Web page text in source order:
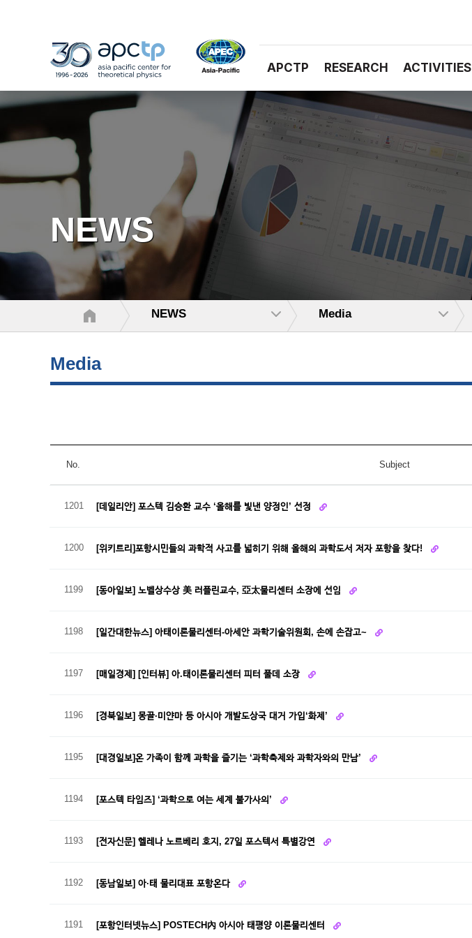
APCTP RESEARCH ACTIVITIES
NEWS
NEWS Media
Media
No. Subject
1201 [데일리안] 포스텍 김승환 교수 ‘올해를 빛낸 양정인’ 선정
1200 [위키트리]포항시민들의 과학적 사고를 넓히기 위해 올해의 과학도서 저자 포항을 찾다!
1199 [동아일보] 노벨상수상 美 러플린교수, 亞太물리센터 소장에 선임
1198 [일간대한뉴스] 아태이론물리센터-아세안 과학기술위원회, 손에 손잡고~
1197 [매일경제] [인터뷰] 아.태이론물리센터 피터 풀데 소장
1196 [경북일보] 몽골·미얀마 등 아시아 개발도상국 대거 가입‘화제’
1195 [대경일보]온 가족이 함께 과학을 즐기는 ‘과학축제와 과학자와의 만남’
1194 [포스텍 타임즈] ‘과학으로 여는 세계 불가사의’
1193 [전자신문] 헬레나 노르베리 호지, 27일 포스텍서 특별강연
1192 [동남일보] 아·태 물리대표 포항온다
1191 [포항인터넷뉴스] POSTECH內 아시아 태평양 이론물리센터